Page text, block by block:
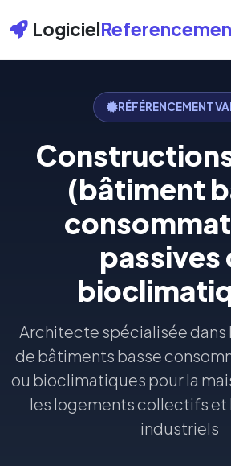
Logiciel
RÉFÉRENCEMENT
(bâtiment
passives
Architecte spécialisée
de bâtiments basse
ou bioclimatiques pour la
les logements collectifs et
industriels